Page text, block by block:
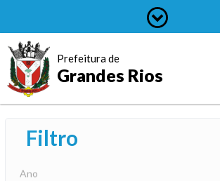
Prefeitura de
Grandes Rios
Filtro
Ano